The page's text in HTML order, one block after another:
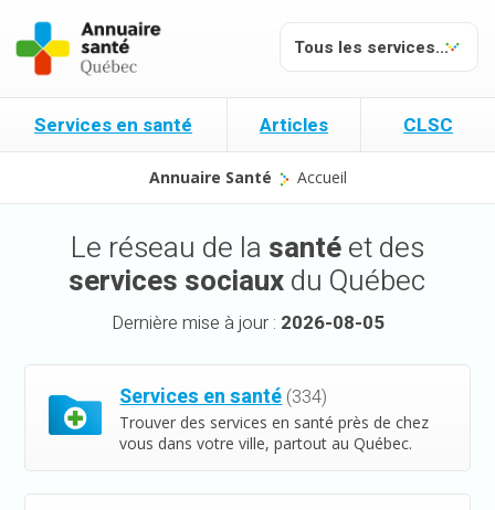
Services en santé Articles CLSC
Annuaire Santé Accueil
Le réseau de la santéet des
services sociauxdu Québec
Dernière mise à jour : 2026-08-05
Services en santé(334)
Trouver des services en santé près de chez
vous dans votre ville, partout au Québec.